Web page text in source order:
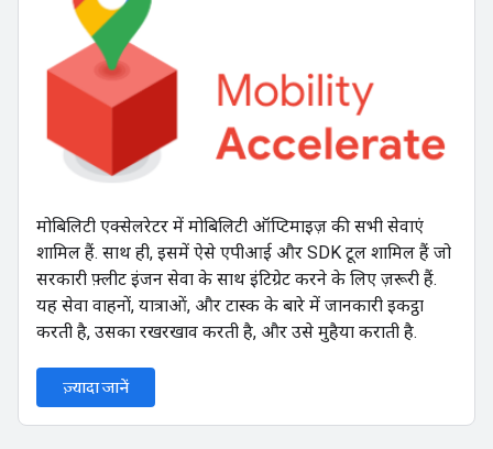
मोबिलिटी एक्सेलरेटर में मोबिलिटी ऑप्टिमाइज़ की सभी सेवाएं
शामिल हैं. साथ ही, इसमें ऐसे एपीआई और SDK टूल शामिल हैं जो
सरकारी फ़्लीट इंजन सेवा के साथ इंटिग्रेट करने के लिए ज़रूरी हैं.
यह सेवा वाहनों, यात्राओं, और टास्क के बारे में जानकारी इकट्ठा
करती है, उसका रखरखाव करती है, और उसे मुहैया कराती है.
ज़्यादा जानें